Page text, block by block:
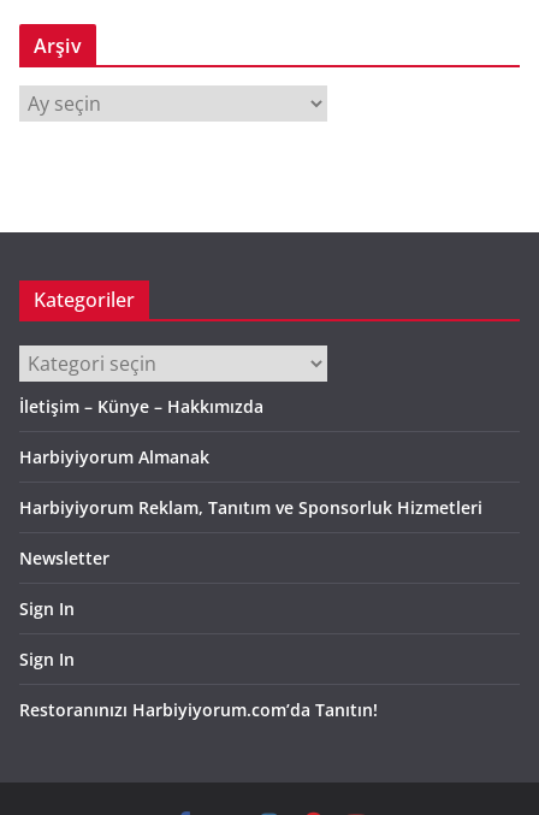
Arşiv
Kategoriler
Kategoriler
İletişim – Künye – Hakkımızda
Harbiyiyorum Almanak
Harbiyiyorum Reklam, Tanıtım ve Sponsorluk Hizmetleri
Newsletter
Sign In
Sign In
Restoranınızı Harbiyiyorum.com’da Tanıtın!